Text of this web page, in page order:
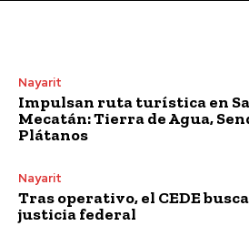
Nayarit
Impulsan ruta turística en
Mecatán: Tierra de Agua,
Plátanos
Nayarit
Tras operativo, el CEDE
justicia federal